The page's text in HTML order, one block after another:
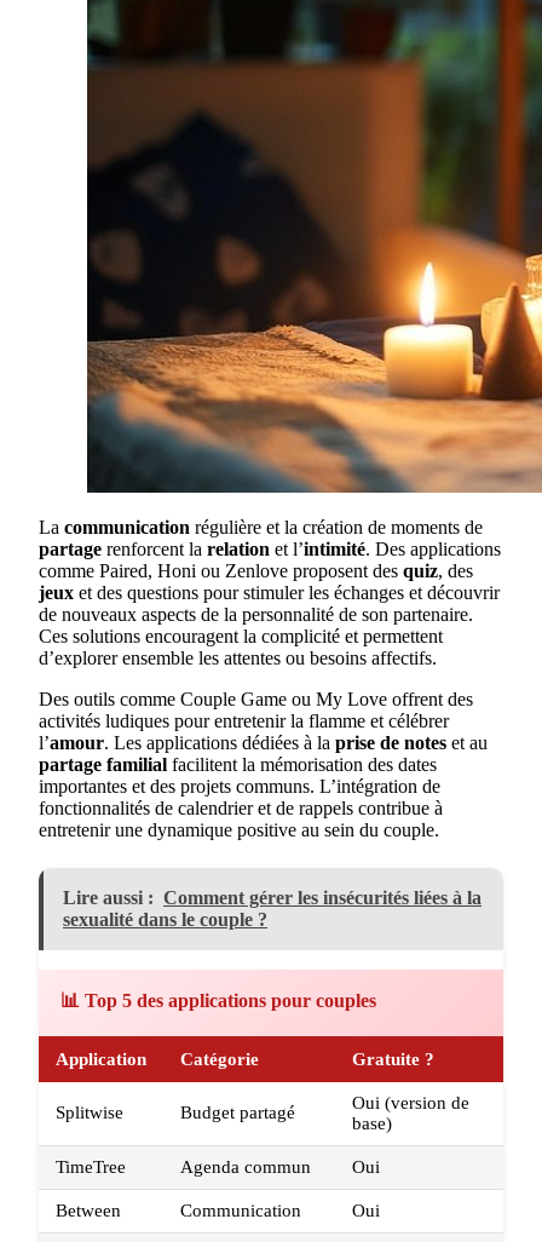
La communication régulière et la création de moments de
partage renforcent la relation et l’intimité. Des applications
comme Paired, Honi ou Zenlove proposent des quiz, des
jeux et des questions pour stimuler les échanges et découvrir
de nouveaux aspects de la personnalité de son partenaire.
Ces solutions encouragent la complicité et permettent
d’explorer ensemble les attentes ou besoins affectifs.
Des outils comme Couple Game ou My Love offrent des
activités ludiques pour entretenir la flamme et célébrer
l’amour. Les applications dédiées à la prise de notes et au
partage familial facilitent la mémorisation des dates
importantes et des projets communs. L’intégration de
fonctionnalités de calendrier et de rappels contribue à
entretenir une dynamique positive au sein du couple.
Lire aussi : Comment gérer les insécurités liées à la
sexualité dans le couple ?
📊 Top 5 des applications pour couples
Application Catégorie Gratuite ?
Splitwise Budget partagé
Oui (version de
base)
TimeTree Agenda commun Oui
Between Communication Oui